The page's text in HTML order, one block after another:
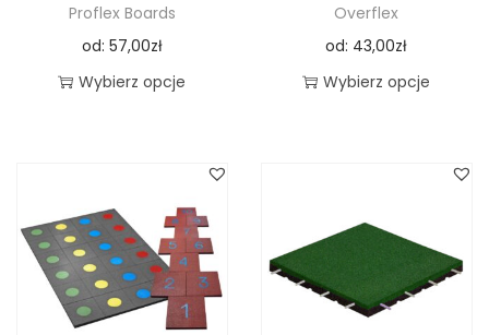
Proflex Boards
od: 57,00zł
Wybierz opcje
Overflex
od: 43,00zł
Wybierz opcje